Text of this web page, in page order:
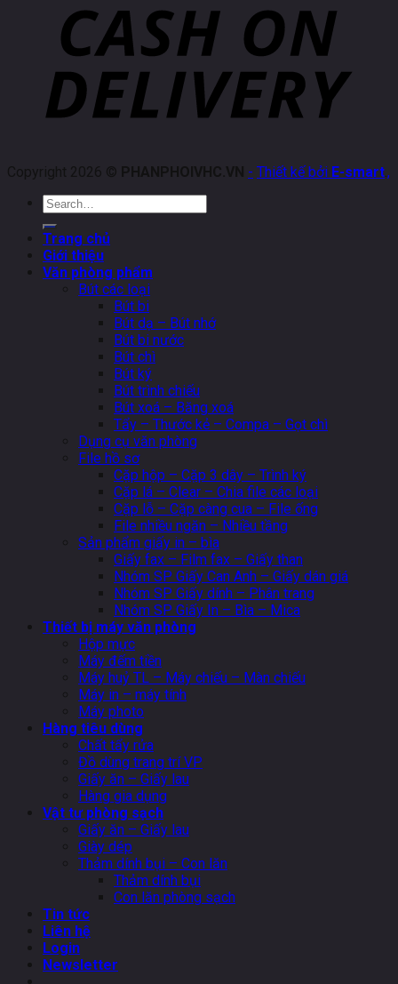
Copyright 2026 © PHANPHOIVHC.VN - Thiết kế bởi E-smart,
Search
Trang chủ
Giới thiệu
Văn phòng phẩm
Bút các loại
Bút bi
Bút dạ – Bút nhớ
Bút bi nước
Bút chì
Bút ký
Bút trình chiếu
Bút xoá – Băng xoá
Tẩy – Thước kẻ – Compa – Gọt chì
Dụng cụ văn phòng
File hồ sơ
Cặp hộp – Cặp 3 dây – Trình ký
Cặp lá – Clear – Chia file các loại
Cặp lỗ – Cặp càng cua – File ống
File nhiều ngăn – Nhiều tầng
Sản phẩm giấy in – bìa
Giấy fax – Film fax – Giấy than
Nhóm SP Giấy Can Anh – Giấy dán giá
Nhóm SP Giấy dính – Phân trang
Nhóm SP Giấy In – Bìa – Mica
Thiết bị máy văn phòng
Hộp mực
Máy đếm tiền
Máy huỷ TL – Máy chiếu – Màn chiếu
Máy in – máy tính
Máy photo
Hàng tiêu dùng
Chất tẩy rửa
Đồ dùng trang trí VP
Giấy ăn – Giấy lau
Hàng gia dụng
Vật tư phòng sạch
Giấy ăn – Giấy lau
Giày dép
Thảm dính bụi – Con lăn
Thảm dính bụi
Con lăn phòng sạch
Tin tức
Liên hệ
Login
Newsletter